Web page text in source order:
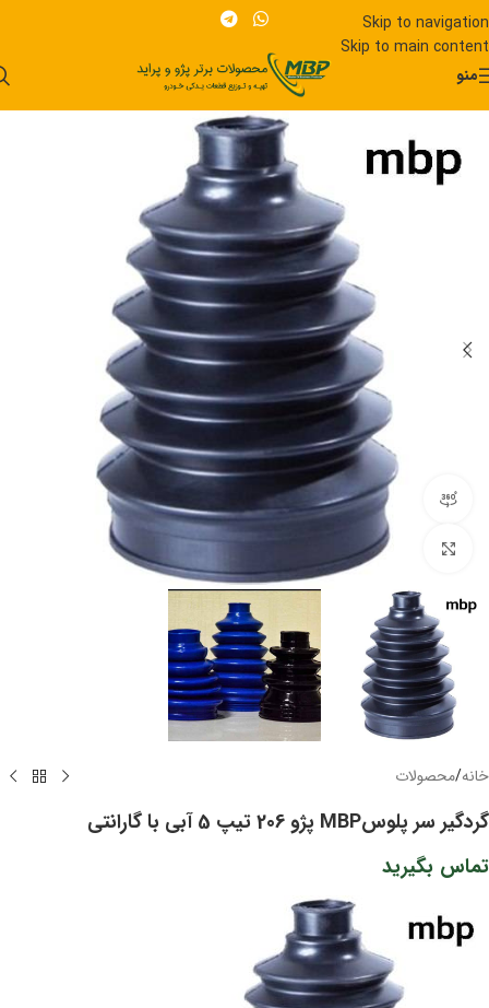
Skip to navigation
Skip to main content
منو
مشاهده 360 درجه
برای بزرگنمایی کلیک کنید
خانه/محصولات
گردگیر سر پلوسMBP پژو 206 تیپ 5 آبی با گارانتی
تماس بگیرید